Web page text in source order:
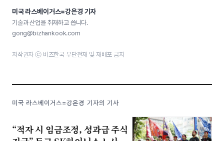
미국 라스베이거스=강은경 기자
기술과 산업을 취재하고 씁니다.
gong@bizhankook.com
저작권자 ⓒ 비즈한국 무단전재 및 재배포 금지
미국 라스베이거스=강은경 기자의 기사
“적자 시 임금조정, 성과급 주식